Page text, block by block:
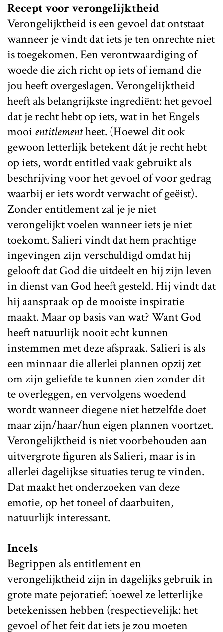
Recept voor verongelijktheid
Verongelijktheid is een gevoel dat ontstaat
wanneer je vindt dat iets je ten onrechte niet
is toegekomen. Een verontwaardiging of
woede die zich richt op iets of iemand die
jou heeft overgeslagen. Verongelijktheid
heeft als belangrijkste ingrediënt: het gevoel
dat je recht hebt op iets, wat in het Engels
mooi entitlementheet. (Hoewel dit ook
gewoon letterlijk betekent dát je recht hebt
op iets, wordt entitled vaak gebruikt als
beschrijving voor het gevoel of voor gedrag
waarbij er iets wordt verwacht of geëist).
Zonder entitlement zal je je niet
verongelijkt voelen wanneer iets je niet
toekomt. Salieri vindt dat hem prachtige
ingevingen zijn verschuldigd omdat hij
gelooft dat God die uitdeelt en hij zijn leven
in dienst van God heeft gesteld. Hij vindt dat
hij aanspraak op de mooiste inspiratie
maakt. Maar op basis van wat? Want God
heeft natuurlijk nooit echt kunnen
instemmen met deze afspraak. Salieri is als
een minnaar die allerlei plannen opzij zet
om zijn geliefde te kunnen zien zonder dit
te overleggen, en vervolgens woedend
wordt wanneer diegene niet hetzelfde doet
maar zijn/haar/hun eigen plannen voortzet.
Verongelijktheid is niet voorbehouden aan
uitvergrote figuren als Salieri, maar is in
allerlei dagelijkse situaties terug te vinden.
Dat maakt het onderzoeken van deze
emotie, op het toneel of daarbuiten,
natuurlijk interessant.
Incels
Begrippen als entitlement en
verongelijktheid zijn in dagelijks gebruik in
grote mate pejoratief: hoewel ze letterlijke
betekenissen hebben (respectievelijk: het
gevoel of het feit dat iets je zou moeten